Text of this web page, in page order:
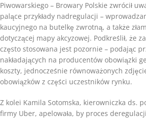
Piwowarskiego – Browary Polskie zwrócił
palące przykłady nadregulacji –
kaucyjnego na butelkę zwrotną, a także
dotyczącej mapy akcyzowej. Podkreślił, że
często stosowana jest pozornie – podając
nakładających na producentów obowiązki
koszty, jednocześnie równoważonych
obowiązków z części uczestników rynku.
Z kolei Kamila Sotomska, kierowniczka ds.
firmy Uber, apelowała, by proces